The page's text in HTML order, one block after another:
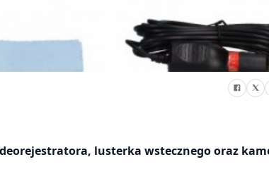
lusterka wstecznego oraz